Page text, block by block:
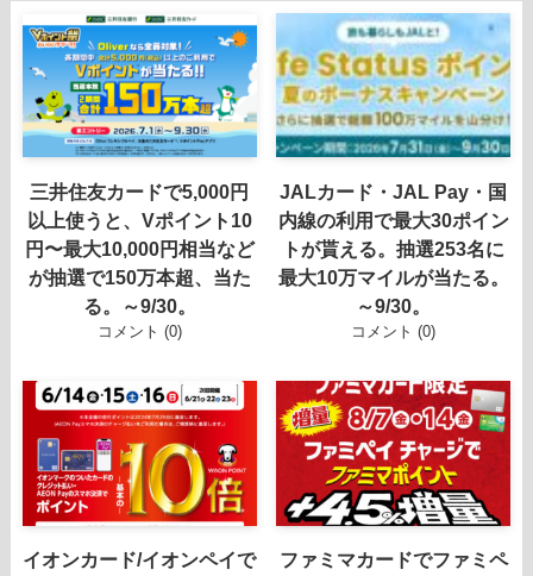
三井住友カードで5,000円
以上使うと、Vポイント10
円〜最大10,000円相当など
が抽選で150万本超、当た
る。～9/30。
コメント (0)
JALカード・JAL Pay・国
内線の利用で最大30ポイン
トが貰える。抽選253名に
最大10万マイルが当たる。
～9/30。
コメント (0)
イオンカード/イオンペイで
ファミマカードでファミペ